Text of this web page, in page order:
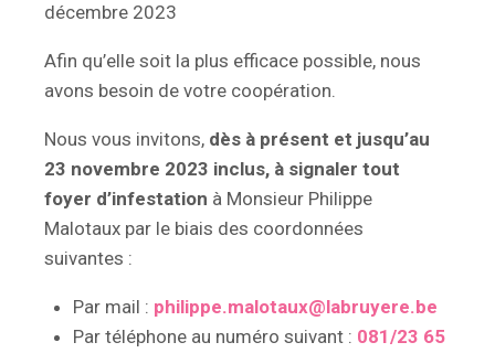
décembre 2023
Afin qu’elle soit la plus efficace possible, nous
avons besoin de votre coopération.
Nous vous invitons, dès à présent et jusqu’au
23 novembre 2023 inclus, à signaler tout
foyer d’infestation à Monsieur Philippe
Malotaux par le biais des coordonnées
suivantes :
Par mail : philippe.malotaux@labruyere.be
Par téléphone au numéro suivant : 081/23 65